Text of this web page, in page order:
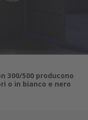
300/500 producono
o in bianco e nero